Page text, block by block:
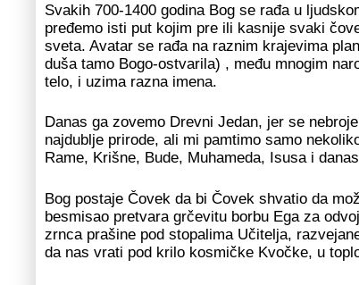
Svakih 700-1400 godina Bog se rađa u
pređemo isti put kojim pre ili kasnije svaki
sveta. Avatar se rađa na raznim krajevima
duša tamo Bogo-ostvarila) , među mnogim
telo, i uzima razna imena.
Danas ga zovemo Drevni Jedan, jer se
najdublje prirode, ali mi pamtimo samo
Rame, Krišne, Bude, Muhameda, Isusa i
Bog postaje Čovek da bi Čovek shvatio da
besmisao pretvara grčevitu borbu Ega za
zrnca prašine pod stopalima Učitelja,
da nas vrati pod krilo kosmičke Kvočke, u